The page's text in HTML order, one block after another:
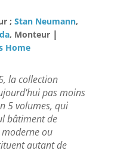
;Stan Neumann,
, Monteur |
Home
la collection
pas moins
5 volumes, qui
bâtiment de
ou
autant de